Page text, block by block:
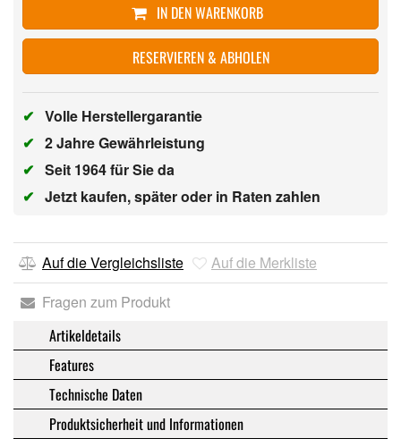
IN DEN WARENKORB
RESERVIEREN & ABHOLEN
✔ Volle Herstellergarantie
✔ 2 Jahre Gewährleistung
✔ Seit 1964 für Sie da
✔ Jetzt kaufen, später oder in Raten zahlen
Auf die Vergleichsliste
Auf die Merkliste
Fragen zum Produkt
Artikeldetails
Features
Technische Daten
Produktsicherheit und Informationen